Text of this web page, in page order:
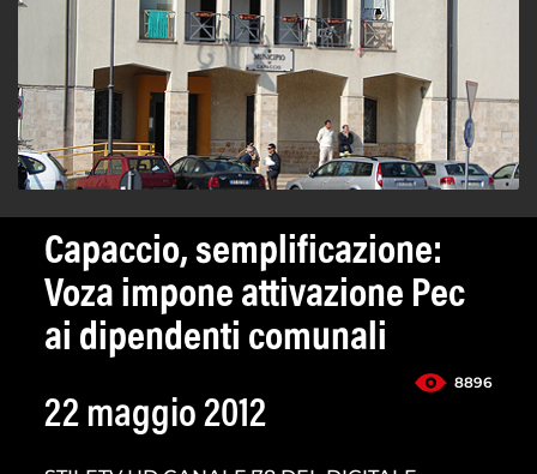
Capaccio, semplificazione:
Voza impone attivazione Pec
ai dipendenti comunali
8896
22 maggio 2012